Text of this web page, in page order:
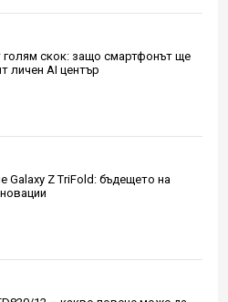
скок: защо смартфонът ще
личен AI център
Galaxy Z TriFold: бъдещето на